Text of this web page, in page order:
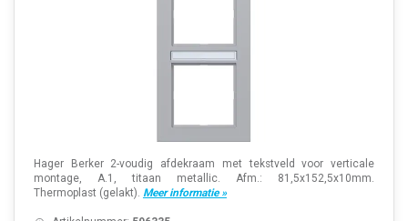
Hager Berker 2-voudig afdekraam met tekstveld voor verticale
montage, A.1, titaan metallic. Afm.: 81,5x152,5x10mm.
Thermoplast (gelakt). Meer informatie »